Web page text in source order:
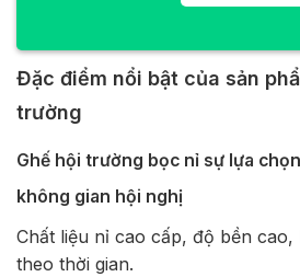
Đặc điểm nổi bật của sản
trường
Ghế hội trường bọc nỉ sự lựa
không gian hội nghị
Chất liệu nỉ cao cấp, độ bền cao,
theo thời gian.